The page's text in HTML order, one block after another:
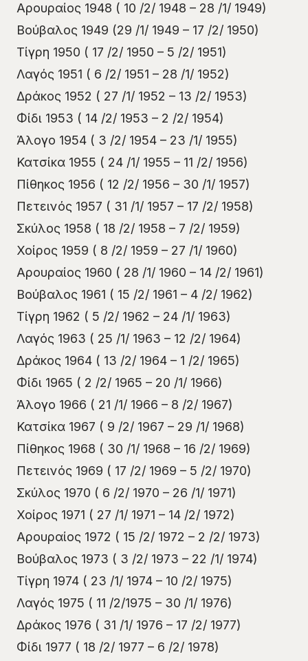
Αρουραίος 1948 ( 10 /2/ 1948 – 28 /1/ 1949)
Βούβαλος 1949 (29 /1/ 1949 – 17 /2/ 1950)
Τίγρη 1950 ( 17 /2/ 1950 – 5 /2/ 1951)
Λαγός 1951 ( 6 /2/ 1951 – 28 /1/ 1952)
Δράκος 1952 ( 27 /1/ 1952 – 13 /2/ 1953)
Φίδι 1953 ( 14 /2/ 1953 – 2 /2/ 1954)
Άλογο 1954 ( 3 /2/ 1954 – 23 /1/ 1955)
Κατσίκα 1955 ( 24 /1/ 1955 – 11 /2/ 1956)
Πίθηκος 1956 ( 12 /2/ 1956 – 30 /1/ 1957)
Πετεινός 1957 ( 31 /1/ 1957 – 17 /2/ 1958)
Σκύλος 1958 ( 18 /2/ 1958 – 7 /2/ 1959)
Χοίρος 1959 ( 8 /2/ 1959 – 27 /1/ 1960)
Αρουραίος 1960 ( 28 /1/ 1960 – 14 /2/ 1961)
Βούβαλος 1961 ( 15 /2/ 1961 – 4 /2/ 1962)
Τίγρη 1962 ( 5 /2/ 1962 – 24 /1/ 1963)
Λαγός 1963 ( 25 /1/ 1963 – 12 /2/ 1964)
Δράκος 1964 ( 13 /2/ 1964 – 1 /2/ 1965)
Φίδι 1965 ( 2 /2/ 1965 – 20 /1/ 1966)
Άλογο 1966 ( 21 /1/ 1966 – 8 /2/ 1967)
Κατσίκα 1967 ( 9 /2/ 1967 – 29 /1/ 1968)
Πίθηκος 1968 ( 30 /1/ 1968 – 16 /2/ 1969)
Πετεινός 1969 ( 17 /2/ 1969 – 5 /2/ 1970)
Σκύλος 1970 ( 6 /2/ 1970 – 26 /1/ 1971)
Χοίρος 1971 ( 27 /1/ 1971 – 14 /2/ 1972)
Αρουραίος 1972 ( 15 /2/ 1972 – 2 /2/ 1973)
Βούβαλος 1973 ( 3 /2/ 1973 – 22 /1/ 1974)
Τίγρη 1974 ( 23 /1/ 1974 – 10 /2/ 1975)
Λαγός 1975 ( 11 /2/1975 – 30 /1/ 1976)
Δράκος 1976 ( 31 /1/ 1976 – 17 /2/ 1977)
Φίδι 1977 ( 18 /2/ 1977 – 6 /2/ 1978)